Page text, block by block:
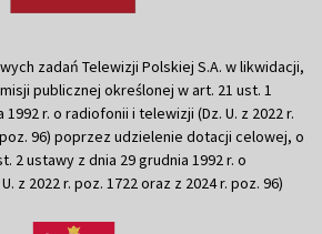
zadań Telewizji Polskiej S.A. w likwidacji,
publicznej określonej w art. 21 ust. 1
r. o radiofonii i telewizji (Dz. U. z 2022 r.
96) poprzez udzielenie dotacji celowej, o
2 ustawy z dnia 29 grudnia 1992 r. o
z 2022 r. poz. 1722 oraz z 2024 r. poz. 96)